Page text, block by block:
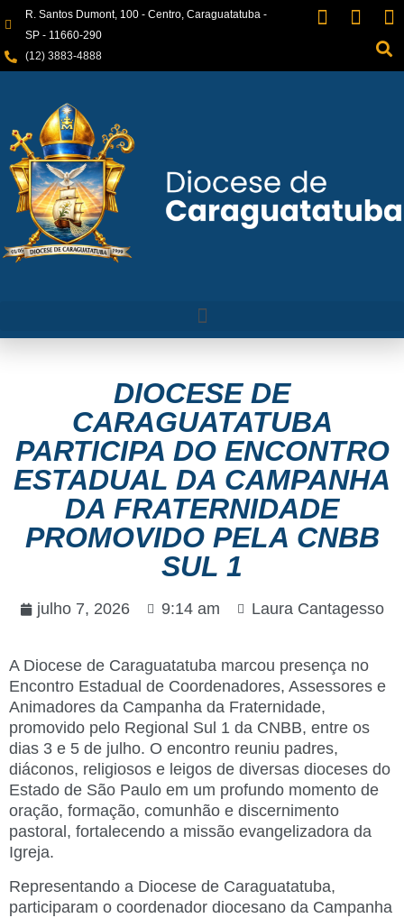
R. Santos Dumont, 100 - Centro, Caraguatatuba -
SP - 11660-290
(12) 3883-4888
DIOCESE DE
CARAGUATATUBA
PARTICIPA DO ENCONTRO
ESTADUAL DA CAMPANHA
DA FRATERNIDADE
PROMOVIDO PELA CNBB
SUL 1
julho 7, 2026 9:14 am Laura Cantagesso
A Diocese de Caraguatatuba marcou presença no
Encontro Estadual de Coordenadores, Assessores e
Animadores da Campanha da Fraternidade,
promovido pelo Regional Sul 1 da CNBB, entre os
dias 3 e 5 de julho. O encontro reuniu padres,
diáconos, religiosos e leigos de diversas dioceses do
Estado de São Paulo em um profundo momento de
oração, formação, comunhão e discernimento
pastoral, fortalecendo a missão evangelizadora da
Igreja.
Representando a Diocese de Caraguatatuba,
participaram o coordenador diocesano da Campanha